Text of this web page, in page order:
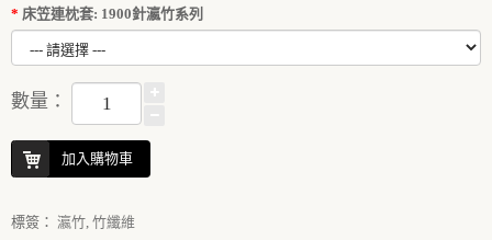
床笠連枕套: 1900針瀛竹系列
數量：
加入購物車
標簽： 瀛竹, 竹纖維